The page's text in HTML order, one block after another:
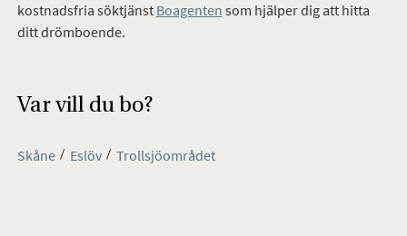
kostnadsfria söktjänst Boagenten som hjälper dig att hitta
ditt drömboende.
Var vill du bo?
Skåne Eslöv Trollsjöområdet